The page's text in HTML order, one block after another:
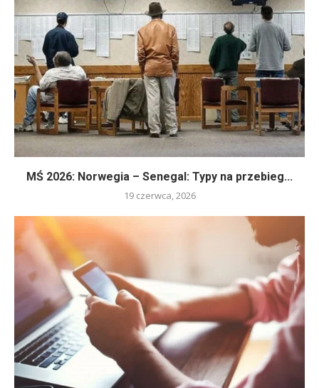
MŚ 2026: Norwegia – Senegal: Typy na przebieg...
19 czerwca, 2026